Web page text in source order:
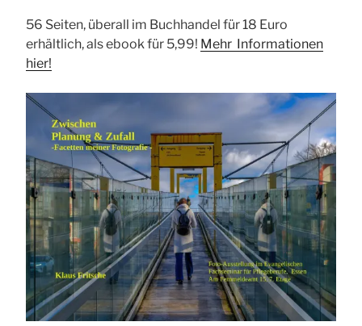
56 Seiten, überall im Buchhandel für 18 Euro
erhältlich, als ebook für 5,99! Mehr Informationen
hier!